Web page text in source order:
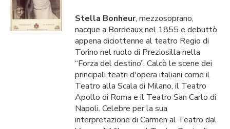
Stella Bonheur, mezzosoprano,
nacque a Bordeaux nel 1855 e debuttò
appena diciottenne al teatro Regio di
Torino nel ruolo di Preziosilla nella
“Forza del destino”. Calcò le scene dei
principali teatri d'opera italiani come il
Teatro alla Scala di Milano, il Teatro
Apollo di Roma e il Teatro San Carlo di
Napoli. Celebre per la sua
interpretazione di Carmen al Teatro dal